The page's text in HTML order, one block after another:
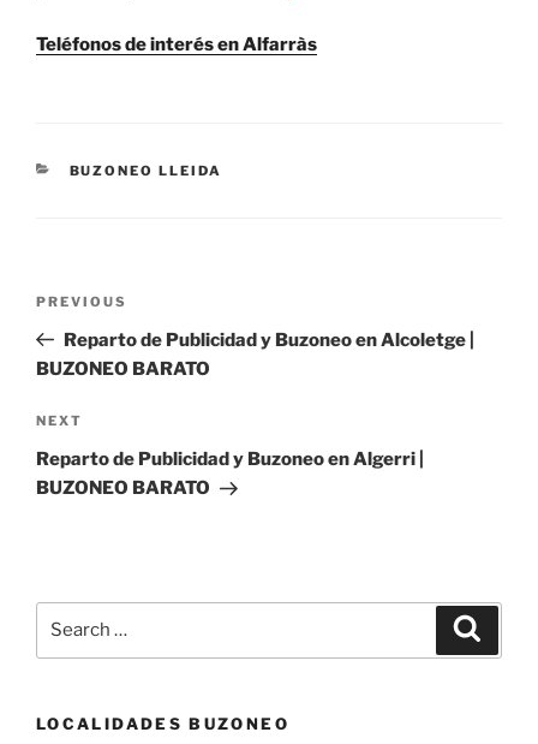
Teléfonos de interés en Alfarràs
CATEGORIES
BUZONEO LLEIDA
Previous
Post
PREVIOUS
Reparto de Publicidad y Buzoneo en Alcoletge |
BUZONEO BARATO
Next
Post
NEXT
Reparto de Publicidad y Buzoneo en Algerri |
BUZONEO BARATO
LOCALIDADES BUZONEO